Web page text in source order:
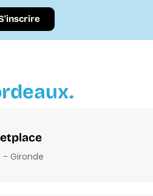
- Gironde